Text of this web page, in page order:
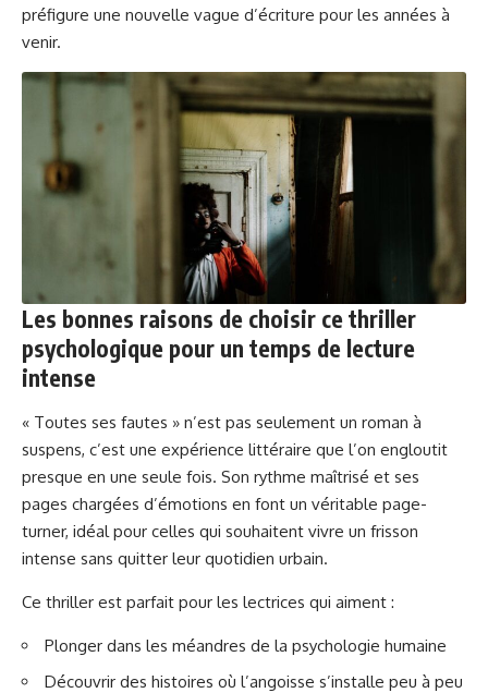
préfigure une nouvelle vague d’écriture pour les années à
venir.
Les bonnes raisons de choisir ce thriller
psychologique pour un temps de lecture
intense
« Toutes ses fautes » n’est pas seulement un roman à
suspens, c’est une expérience littéraire que l’on engloutit
presque en une seule fois. Son rythme maîtrisé et ses
pages chargées d’émotions en font un véritable page-
turner, idéal pour celles qui souhaitent vivre un frisson
intense sans quitter leur quotidien urbain.
Ce thriller est parfait pour les lectrices qui aiment :
Plonger dans les méandres de la psychologie humaine
Découvrir des histoires où l’angoisse s’installe peu à peu